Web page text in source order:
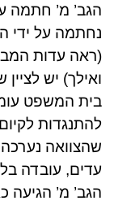
הגב’ מ’ חתמה
ואילך) יש
בית המשפט
להתנגדות
עדים, עובדה
הגב’ מ’ הגיעה